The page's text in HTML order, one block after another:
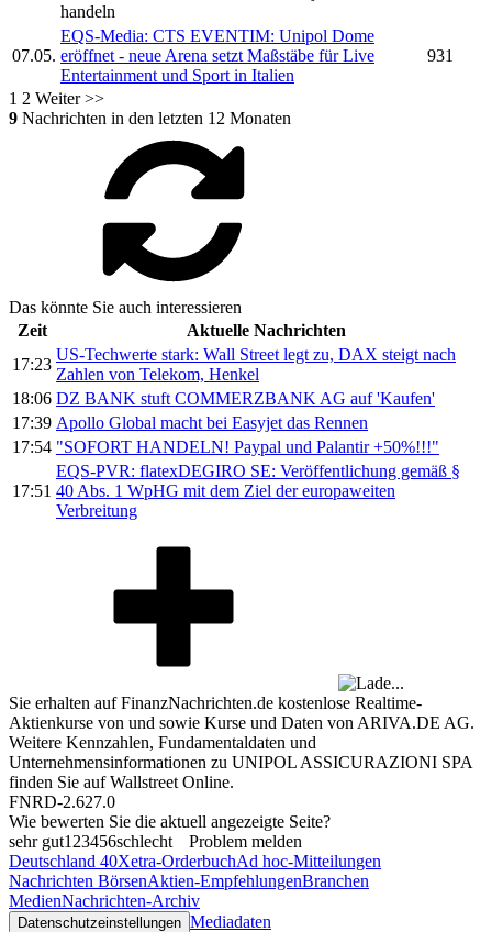
handeln
07.05.
EQS-Media: CTS EVENTIM: Unipol Dome
eröffnet - neue Arena setzt Maßstäbe für Live
Entertainment und Sport in Italien
931
1 2 Weiter >>
9 Nachrichten in den letzten 12 Monaten
Das könnte Sie auch interessieren
Zeit
Aktuelle Nachrichten
17:23
US-Techwerte stark: Wall Street legt zu, DAX steigt nach
Zahlen von Telekom, Henkel
18:06 DZ BANK stuft COMMERZBANK AG auf 'Kaufen'
17:39 Apollo Global macht bei Easyjet das Rennen
17:54 "SOFORT HANDELN! Paypal und Palantir +50%!!!"
17:51
EQS-PVR: flatexDEGIRO SE: Veröffentlichung gemäß §
40 Abs. 1 WpHG mit dem Ziel der europaweiten
Verbreitung
Sie erhalten auf FinanzNachrichten.de kostenlose Realtime-
Aktienkurse von und sowie Kurse und Daten von ARIVA.DE AG.
Weitere Kennzahlen, Fundamentaldaten und
Unternehmensinformationen zu UNIPOL ASSICURAZIONI SPA
finden Sie aufWallstreet Online.
FNRD-2.627.0
Wie bewerten Sie die aktuell angezeigte Seite?
sehr gut1 23456schlecht
Problem melden
Deutschland 40Xetra-OrderbuchAd hoc-Mitteilungen
Nachrichten BörsenAktien-EmpfehlungenBranchen
MedienNachrichten-Archiv
Datenschutzeinstellungen Mediadaten